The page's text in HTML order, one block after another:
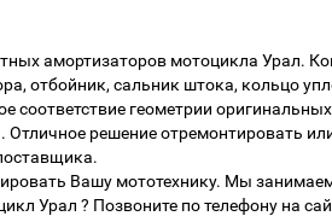
амортизаторов мотоцикла Урал.
отбойник, сальник штока, кольцо
геометрии
Отличное решение отремонтировать
Вашу мототехнику. Мы
Урал ? Позвоните по телефону на